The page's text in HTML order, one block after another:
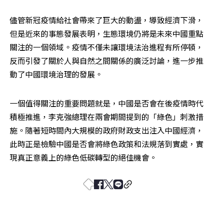
儘管新冠疫情給社會帶來了巨大的動盪，導致經濟下滑，
但是近來的事態發展表明，生態環境仍將是未來中國重點
關注的一個領域。疫情不僅未讓環境法治進程有所停頓，
反而引發了關於人與自然之間關係的廣泛討論，進一步推
動了中國環境治理的發展。
一個值得關注的重要問題就是，中國是否會在後疫情時代
積極推進，李克強總理在兩會期間提到的「綠色」刺激措
施。隨著短時間內大規模的政府財政支出注入中國經濟，
此時正是檢驗中國是否會將綠色政策和法規落到實處，實
現真正意義上的綠色低碳轉型的絕佳機會。